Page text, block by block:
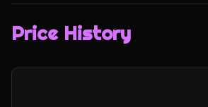
Price History